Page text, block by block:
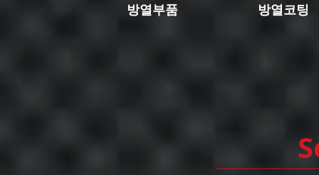
방열부품 방열코팅